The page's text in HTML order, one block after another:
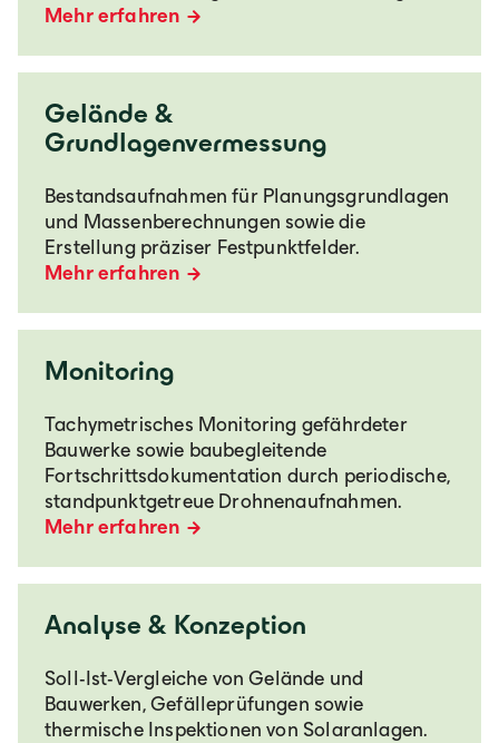
Mehr erfahren
Gelände &
Grundlagenvermessung
Bestandsaufnahmen für Planungsgrundlagen
und Massenberechnungen sowie die
Erstellung präziser Festpunktfelder.
Mehr erfahren
Monitoring
Tachymetrisches Monitoring gefährdeter
Bauwerke sowie baubegleitende
Fortschrittsdokumentation durch periodische,
standpunktgetreue Drohnenaufnahmen.
Mehr erfahren
Analyse & Konzeption
Soll-Ist-Vergleiche von Gelände und
Bauwerken, Gefälleprüfungen sowie
thermische Inspektionen von Solaranlagen.